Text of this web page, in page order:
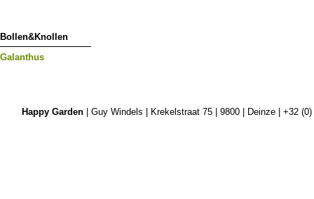
Bollen&Knollen
Galanthus
Happy Garden| Guy Windels | Krekelstraat 75 | 9800 | Deinze | +32